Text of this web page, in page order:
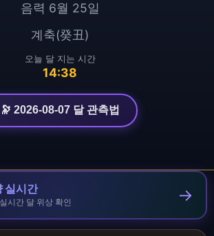
음력 6월 25일
계축(癸丑)
오늘 달 지는 시간
14:38
🔭 2026-08-07 달 관측법
실시간
시간 달 위상 확인 →